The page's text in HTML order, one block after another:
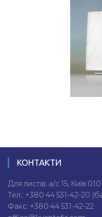
КОНТАКТИ
Для листів: а/с 15, Київ
Тел.: +380 44 531-42-20
Факс: +380 44 531-42-22